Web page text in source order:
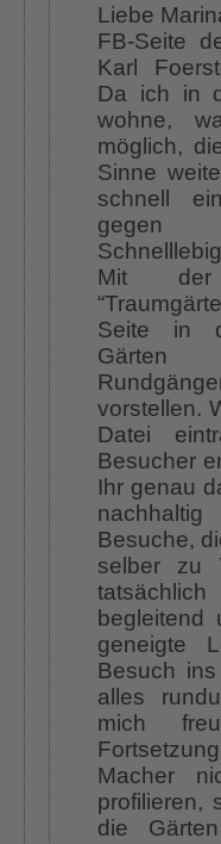
Liebe
FB-Seite
Karl
Da ich in
wohne,
möglich,
Sinne
schnell
gegen
Mit der
Seite in
Gärten
vorstellen.
Datei
Besucher
Ihr genau
nachhaltig
Besuche,
selber zu
begleitend
geneigte
Besuch
alles
mich
Macher
profilieren,
die